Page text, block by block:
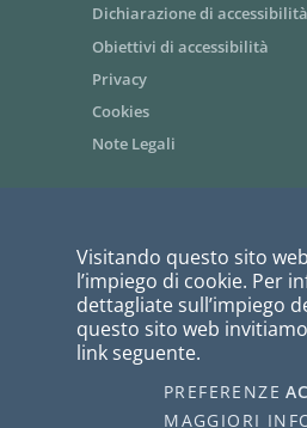
Dichiarazione di accessibilità
Obiettivi di accessibilità
Privacy
Cookies
Note Legali
Siti tematici - link utili
Informazioni per i fornitori
Bandi di gara
PagoPA
webmaster@ausl.vda.it
Visitando questo sito
l’impiego di cookie. Per
dettagliate sull’impiego
questo sito web
link seguente.
PREFERENZE
MAGGIORI